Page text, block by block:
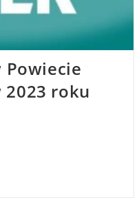
Powiecie
2023 roku